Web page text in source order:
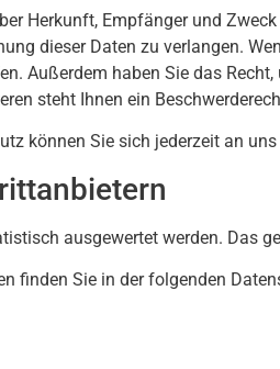
Herkunft, Empfänger und
dieser Daten zu verlangen.
Außerdem haben Sie das
steht Ihnen ein
können Sie sich jederzeit an uns
ausgewertet werden. Das
finden Sie in der folgenden